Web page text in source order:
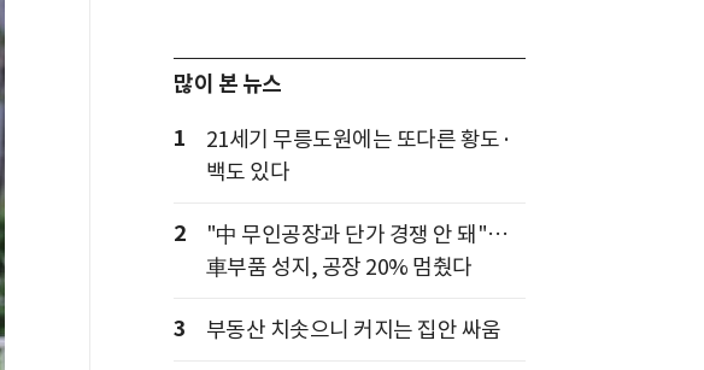
많이 본 뉴스
1
21세기 무릉도원에는 또다른 황도·
백도 있다
2
"中 무인공장과 단가 경쟁 안 돼"…
車부품 성지, 공장 20% 멈췄다
3 부동산 치솟으니 커지는 집안 싸움